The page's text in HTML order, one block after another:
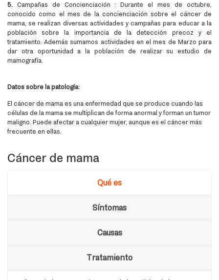
5. Campañas de Concienciación : Durante el mes de octubre,
conocido como el mes de la concienciación sobre el cáncer de
mama, se realizan diversas actividades y campañas para educar a la
población sobre la importancia de la detección precoz y el
tratamiento. Además sumamos actividades en el mes de Marzo para
dar otra oportunidad a la población de realizar su estudio de
mamografía.
Datos sobre la patología:
El cáncer de mama es una enfermedad que se produce cuando las
células de la mama se multiplican de forma anormal y forman un tumor
maligno. Puede afectar a cualquier mujer, aunque es el cáncer más
frecuente en ellas.
Cáncer de mama
Qué es
Síntomas
Causas
Tratamiento